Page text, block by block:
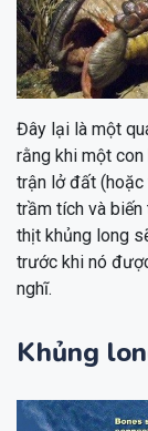
Đây lại là một
rằng khi một
trận lở đất (hoặc
trầm tích và biến
thịt khủng long
trước khi nó
nghĩ.
Khủng